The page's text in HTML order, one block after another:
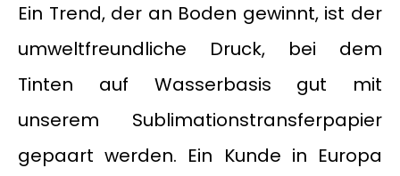
Ein Trend, der an Boden gewinnt, ist der
umweltfreundliche Druck, bei dem
Tinten auf Wasserbasis gut mit
unserem Sublimationstransferpapier
gepaart werden. Ein Kunde in Europa